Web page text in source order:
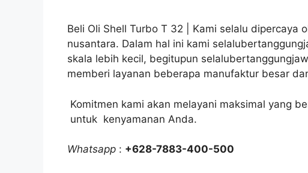
Beli Oli Shell Turbo T 32 | Kami selalu dipercaya
nusantara. Dalam hal ini kami
skala lebih kecil, begitupun
memberi layanan beberapa manufaktur besar
Komitmen kami akan melayani maksimal yang
untuk kenyamanan Anda.
Whatsapp : +628-7883-400-500